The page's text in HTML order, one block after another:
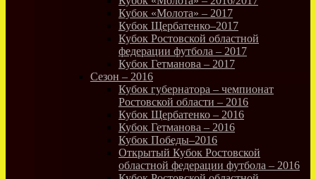
Кубок «Молота» – 2017
Кубок Щербатенко–2017
Кубок Ростовской областной
федерации футбола – 2017
Кубок Гетманова – 2017
Сезон – 2016
Кубок губернатора – чемпионат
Ростовской области – 2016
Кубок Щербатенко – 2016
Кубок Гетманова – 2016
Кубок Победы–2016
Открытый Кубок Ростовской
областной федерации футбола – 2016